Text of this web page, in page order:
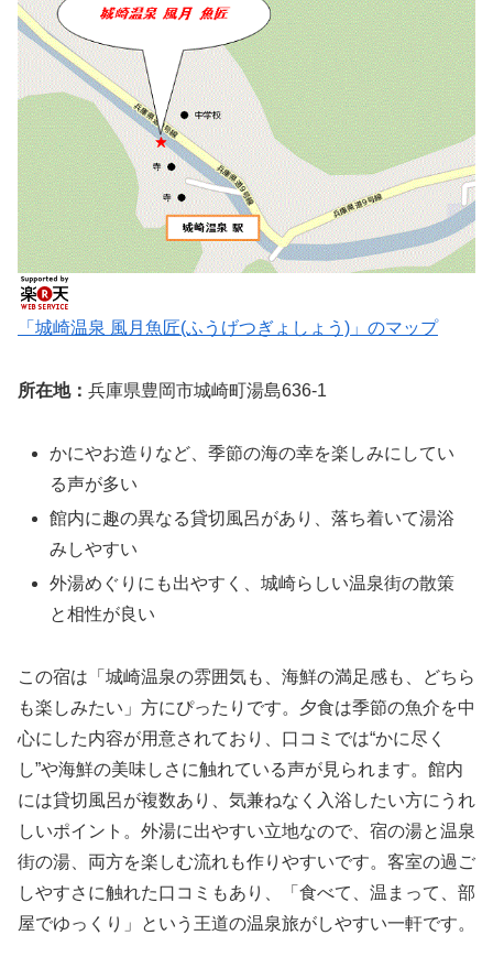
「城崎温泉 風月魚匠(ふうげつぎょしょう)」のマップ
所在地： 兵庫県豊岡市城崎町湯島636-1
かにやお造りなど、季節の海の幸を楽しみにしてい
る声が多い
館内に趣の異なる貸切風呂があり、落ち着いて湯浴
みしやすい
外湯めぐりにも出やすく、城崎らしい温泉街の散策
と相性が良い
この宿は「城崎温泉の雰囲気も、海鮮の満足感も、どちら
も楽しみたい」方にぴったりです。夕食は季節の魚介を中
心にした内容が用意されており、口コミでは“かに尽く
し”や海鮮の美味しさに触れている声が見られます。館内
には貸切風呂が複数あり、気兼ねなく入浴したい方にうれ
しいポイント。外湯に出やすい立地なので、宿の湯と温泉
街の湯、両方を楽しむ流れも作りやすいです。客室の過ご
しやすさに触れた口コミもあり、「食べて、温まって、部
屋でゆっくり」という王道の温泉旅がしやすい一軒です。